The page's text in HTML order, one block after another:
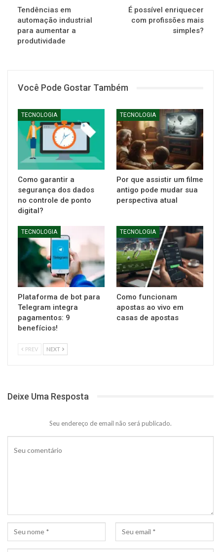
Tendências em
automação industrial
para aumentar a
produtividade
É possível enriquecer
com profissões mais
simples?
Você Pode Gostar Também
TECNOLOGIA
Como garantir a
segurança dos dados
no controle de ponto
digital?
TECNOLOGIA
Por que assistir um filme
antigo pode mudar sua
perspectiva atual
TECNOLOGIA
Plataforma de bot para
Telegram integra
pagamentos: 9
benefícios!
TECNOLOGIA
Como funcionam
apostas ao vivo em
casas de apostas
PREV NEXT
Deixe Uma Resposta
Seu endereço de email não será publicado.